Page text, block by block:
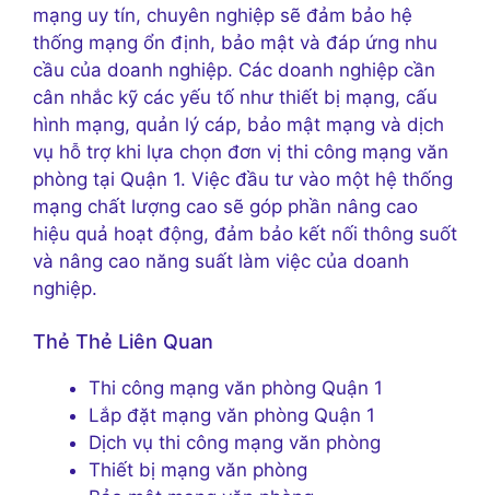
mạng uy tín, chuyên nghiệp sẽ đảm bảo hệ
thống mạng ổn định, bảo mật và đáp ứng nhu
cầu của doanh nghiệp. Các doanh nghiệp cần
cân nhắc kỹ các yếu tố như thiết bị mạng, cấu
hình mạng, quản lý cáp, bảo mật mạng và dịch
vụ hỗ trợ khi lựa chọn đơn vị thi công mạng văn
phòng tại Quận 1. Việc đầu tư vào một hệ thống
mạng chất lượng cao sẽ góp phần nâng cao
hiệu quả hoạt động, đảm bảo kết nối thông suốt
và nâng cao năng suất làm việc của doanh
nghiệp.
Thẻ Thẻ Liên Quan
Thi công mạng văn phòng Quận 1
Lắp đặt mạng văn phòng Quận 1
Dịch vụ thi công mạng văn phòng
Thiết bị mạng văn phòng